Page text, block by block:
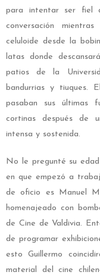
para intentar ser fiel
conversación
celuloide desde la
latas donde
patios de la
bandurrias y tiuques.
pasaban sus últimas
cortinas después de
intensa y sostenida.
No le pregunté su
en que empezó a
de oficio es Manuel
homenajeado con
de Cine de Valdivia.
de programar
esto Guillermo
material del cine